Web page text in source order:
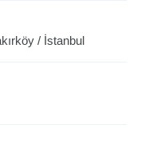
/ İstanbul